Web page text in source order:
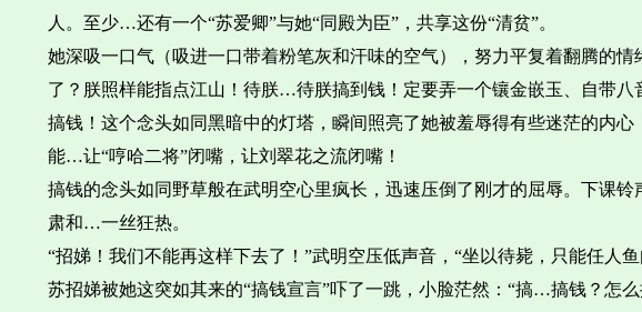
人。至少…还有一个“苏爱卿”与她“同殿为臣”，共享这份“清贫”。
她深吸一口气（吸进一口带着粉笔灰和汗味的空气），努力平复着翻腾的
了？朕照样能指点江山！待朕…待朕搞到钱！定要弄一个镶金嵌玉、自带八
搞钱！这个念头如同黑暗中的灯塔，瞬间照亮了她被羞辱得有些迷茫的内
能…让“哼哈二将”闭嘴，让刘翠花之流闭嘴！
搞钱的念头如同野草般在武明空心里疯长，迅速压倒了刚才的屈辱。下课
肃和…一丝狂热。
“招娣！我们不能再这样下去了！”武明空压低声音，“坐以待毙，只能任人
苏招娣被她这突如其来的“搞钱宣言”吓了一跳，小脸茫然：“搞…搞钱？怎